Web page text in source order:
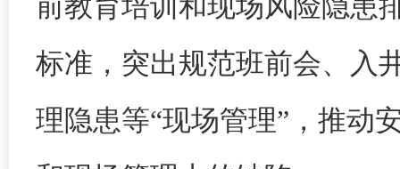
标准，突出规范班前会、入
理隐患等“现场管理”，推动